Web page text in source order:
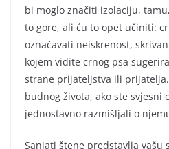
bi moglo značiti izolaciju,
to gore, ali ću to opet učiniti:
označavati neiskrenost,
kojem vidite crnog psa
strane prijateljstva ili
budnog života, ako ste svjesni
jednostavno razmišljali o
Sanjati štene predstavlja vašu